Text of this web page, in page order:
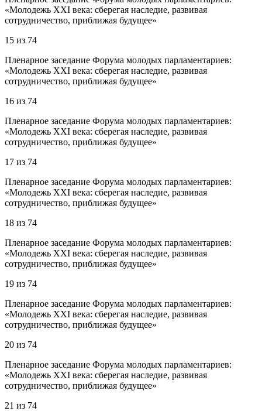
«Молодежь XXI века: сберегая наследие, развивая
сотрудничество, приближая будущее»
15 из 74
Пленарное заседание Форума молодых парламентариев:
«Молодежь XXI века: сберегая наследие, развивая
сотрудничество, приближая будущее»
16 из 74
Пленарное заседание Форума молодых парламентариев:
«Молодежь XXI века: сберегая наследие, развивая
сотрудничество, приближая будущее»
17 из 74
Пленарное заседание Форума молодых парламентариев:
«Молодежь XXI века: сберегая наследие, развивая
сотрудничество, приближая будущее»
18 из 74
Пленарное заседание Форума молодых парламентариев:
«Молодежь XXI века: сберегая наследие, развивая
сотрудничество, приближая будущее»
19 из 74
Пленарное заседание Форума молодых парламентариев:
«Молодежь XXI века: сберегая наследие, развивая
сотрудничество, приближая будущее»
20 из 74
Пленарное заседание Форума молодых парламентариев:
«Молодежь XXI века: сберегая наследие, развивая
сотрудничество, приближая будущее»
21 из 74